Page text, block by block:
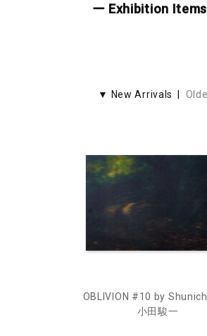
ー Exhibition
▼ New Arrivals |
OBLIVION #10 by
小田駿一